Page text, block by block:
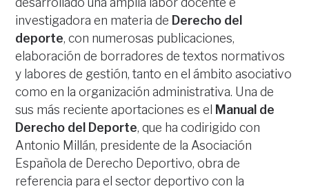
investigadora en materia de Derecho del
deporte, con numerosas publicaciones,
elaboración de borradores de textos normativos
y labores de gestión, tanto en el ámbito asociativo
como en la organización administrativa. Una de
sus más reciente aportaciones es el Manual de
Derecho del Deporte, que ha codirigido con
Antonio Millán, presidente de la Asociación
Española de Derecho Deportivo, obra de
referencia para el sector deportivo con la